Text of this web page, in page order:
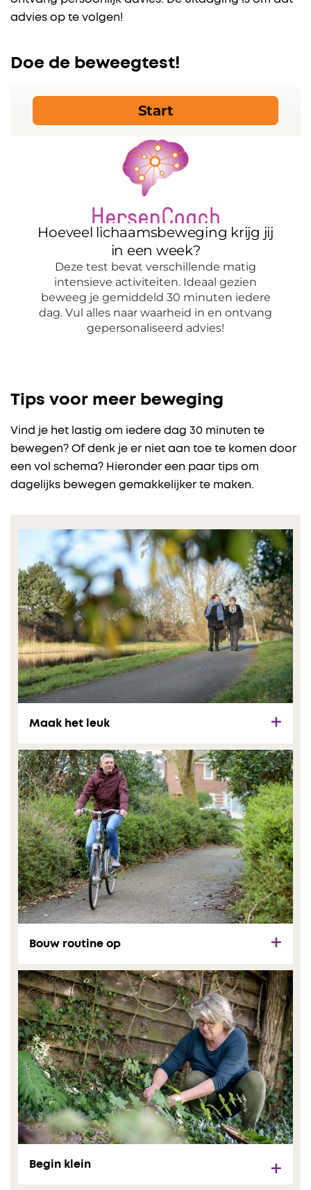
advies op te volgen!
Doe de beweegtest!
Tips voor meer beweging
Vind je het lastig om iedere dag 30 minuten te
bewegen? Of denk je er niet aan toe te komen door
een vol schema? Hieronder een paar tips om
dagelijks bewegen gemakkelijker te maken.
Maak het leuk
Bouw routine op
Begin klein